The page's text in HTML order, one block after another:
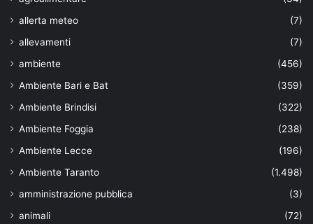
allerta meteo
(7)
allevamenti
(7)
ambiente
(456)
Ambiente Bari e Bat
(359)
Ambiente Brindisi
(322)
Ambiente Foggia
(238)
Ambiente Lecce
(196)
Ambiente Taranto
(1.498)
amministrazione pubblica
(3)
animali
(72)